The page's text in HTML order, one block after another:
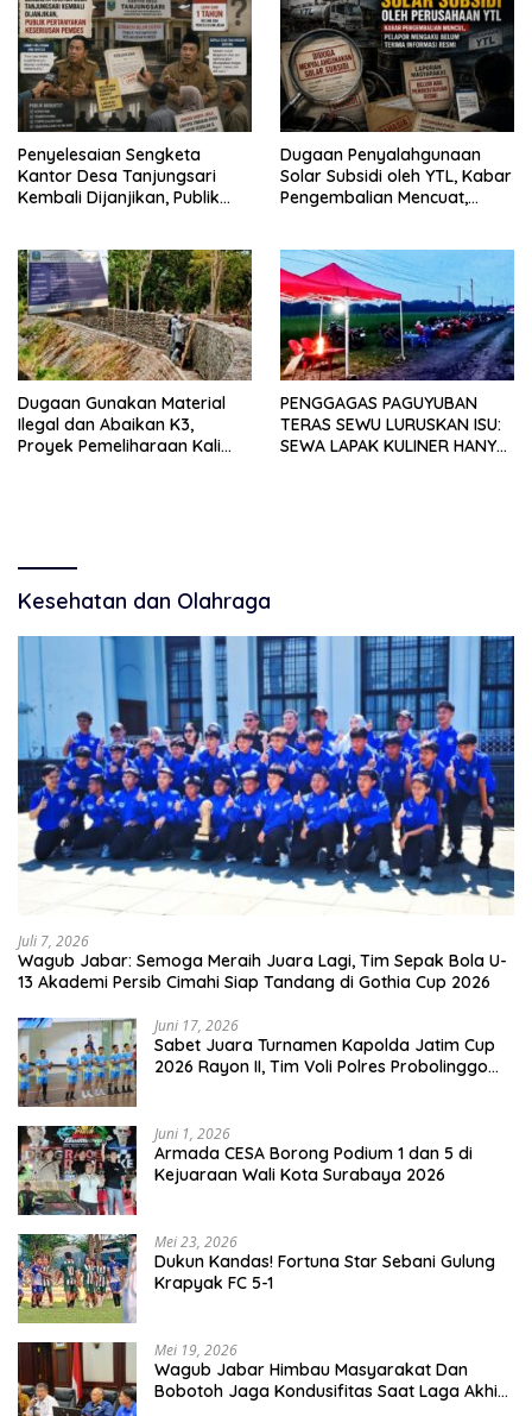
dengan SPEKTANI
Penyelesaian Sengketa
Kantor Desa Tanjungsari
Kembali Dijanjikan, Publik
Dugaan Penyalahgunaan
Solar Subsidi oleh YTL, Kabar
Pengembalian Mencuat,
Dugaan Gunakan Material
Ilegal dan Abaikan K3,
Proyek Pemeliharaan Kali
PENGGAGAS PAGUYUBAN
TERAS SEWU LURUSKAN ISU:
SEWA LAPAK KULINER HANYA
Kesehatan dan Olahraga
Juli 7, 2026
Wagub Jabar: Semoga Meraih Juara Lagi, Tim Sepak Bola U-
13 Akademi Persib Cimahi Siap Tandang di Gothia Cup 2026
Juni 17, 2026
Sabet Juara Turnamen Kapolda Jatim Cup
2026 Rayon II, Tim Voli Polres Probolinggo
Juni 1, 2026
Armada CESA Borong Podium 1 dan 5 di
Kejuaraan Wali Kota Surabaya 2026
Mei 23, 2026
Dukun Kandas! Fortuna Star Sebani Gulung
Krapyak FC 5-1
Mei 19, 2026
Wagub Jabar Himbau Masyarakat Dan
Bobotoh Jaga Kondusifitas Saat Laga Akhir